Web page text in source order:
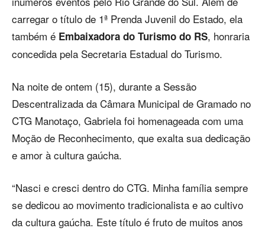
carregar o título de 1ª Prenda Juvenil do Estado, ela
também é Embaixadora do Turismo do RS, honraria
concedida pela Secretaria Estadual do Turismo.
Na noite de ontem (15), durante a Sessão
Descentralizada da Câmara Municipal de Gramado no
CTG Manotaço, Gabriela foi homenageada com uma
Moção de Reconhecimento, que exalta sua dedicação
e amor à cultura gaúcha.
“Nasci e cresci dentro do CTG. Minha família sempre
se dedicou ao movimento tradicionalista e ao cultivo
da cultura gaúcha. Este título é fruto de muitos anos